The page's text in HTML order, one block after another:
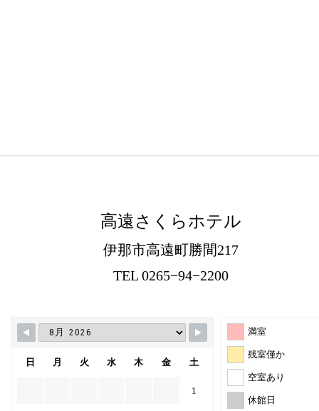
高遠さくらホテル
伊那市高遠町勝間217
TEL 0265−94−2200
満室
残室僅か
空室あり
休館日
日 月 火 水 木 金 土
1